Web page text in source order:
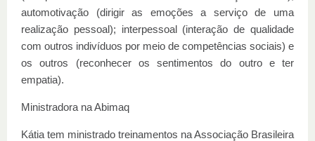
automotivação (dirigir as emoções a serviço de uma
realização pessoal); interpessoal (interação de qualidade
com outros indivíduos por meio de competências sociais) e
os outros (reconhecer os sentimentos do outro e ter
empatia).
Ministradora na Abimaq
Kátia tem ministrado treinamentos na Associação Brasileira